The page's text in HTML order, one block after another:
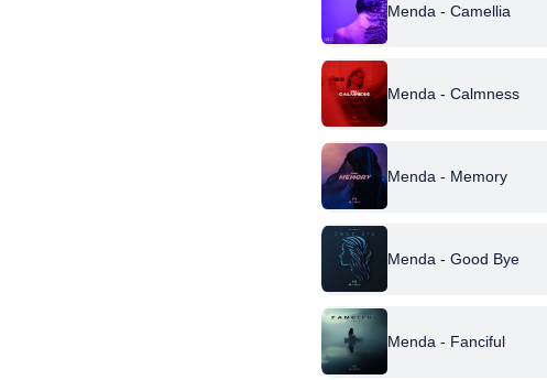
Menda - Camellia
Menda - Calmness
Menda - Memory
Menda - Good Bye
Menda - Fanciful